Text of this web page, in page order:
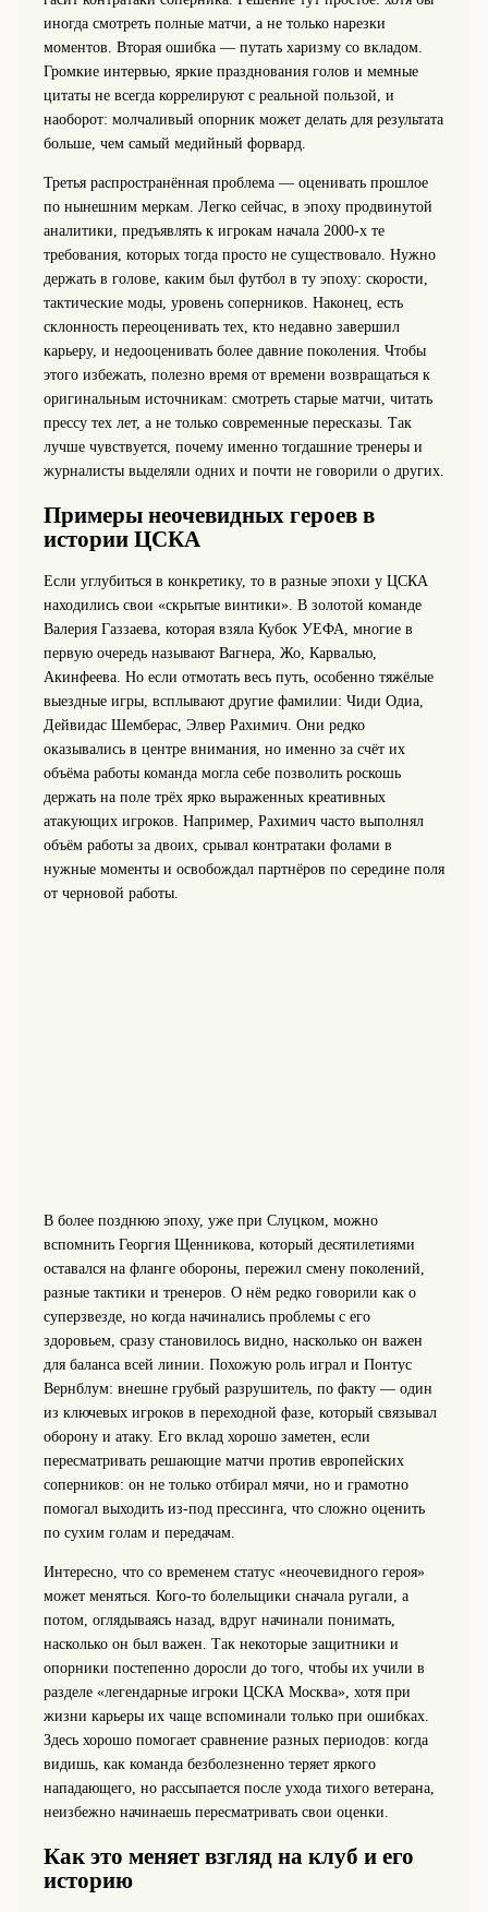
иногда смотреть полные матчи, а не только нарезки
моментов. Вторая ошибка — путать харизму со вкладом.
Громкие интервью, яркие празднования голов и мемные
цитаты не всегда коррелируют с реальной пользой, и
наоборот: молчаливый опорник может делать для результата
больше, чем самый медийный форвард.
Третья распространённая проблема — оценивать прошлое
по нынешним меркам. Легко сейчас, в эпоху продвинутой
аналитики, предъявлять к игрокам начала 2000-х те
требования, которых тогда просто не существовало. Нужно
держать в голове, каким был футбол в ту эпоху: скорости,
тактические моды, уровень соперников. Наконец, есть
склонность переоценивать тех, кто недавно завершил
карьеру, и недооценивать более давние поколения. Чтобы
этого избежать, полезно время от времени возвращаться к
оригинальным источникам: смотреть старые матчи, читать
прессу тех лет, а не только современные пересказы. Так
лучше чувствуется, почему именно тогдашние тренеры и
журналисты выделяли одних и почти не говорили о других.
Примеры неочевидных героев в
истории ЦСКА
Если углубиться в конкретику, то в разные эпохи у ЦСКА
находились свои «скрытые винтики». В золотой команде
Валерия Газзаева, которая взяла Кубок УЕФА, многие в
первую очередь называют Вагнера, Жо, Карвалью,
Акинфеева. Но если отмотать весь путь, особенно тяжёлые
выездные игры, всплывают другие фамилии: Чиди Одиа,
Дейвидас Шемберас, Элвер Рахимич. Они редко
оказывались в центре внимания, но именно за счёт их
объёма работы команда могла себе позволить роскошь
держать на поле трёх ярко выраженных креативных
атакующих игроков. Например, Рахимич часто выполнял
объём работы за двоих, срывал контратаки фолами в
нужные моменты и освобождал партнёров по середине поля
от черновой работы.
В более позднюю эпоху, уже при Слуцком, можно
вспомнить Георгия Щенникова, который десятилетиями
оставался на фланге обороны, пережил смену поколений,
разные тактики и тренеров. О нём редко говорили как о
суперзвезде, но когда начинались проблемы с его
здоровьем, сразу становилось видно, насколько он важен
для баланса всей линии. Похожую роль играл и Понтус
Вернблум: внешне грубый разрушитель, по факту — один
из ключевых игроков в переходной фазе, который связывал
оборону и атаку. Его вклад хорошо заметен, если
пересматривать решающие матчи против европейских
соперников: он не только отбирал мячи, но и грамотно
помогал выходить из-под прессинга, что сложно оценить
по сухим голам и передачам.
Интересно, что со временем статус «неочевидного героя»
может меняться. Кого-то болельщики сначала ругали, а
потом, оглядываясь назад, вдруг начинали понимать,
насколько он был важен. Так некоторые защитники и
опорники постепенно доросли до того, чтобы их учили в
разделе «легендарные игроки ЦСКА Москва», хотя при
жизни карьеры их чаще вспоминали только при ошибках.
Здесь хорошо помогает сравнение разных периодов: когда
видишь, как команда безболезненно теряет яркого
нападающего, но рассыпается после ухода тихого ветерана,
неизбежно начинаешь пересматривать свои оценки.
Как это меняет взгляд на клуб и его
историю